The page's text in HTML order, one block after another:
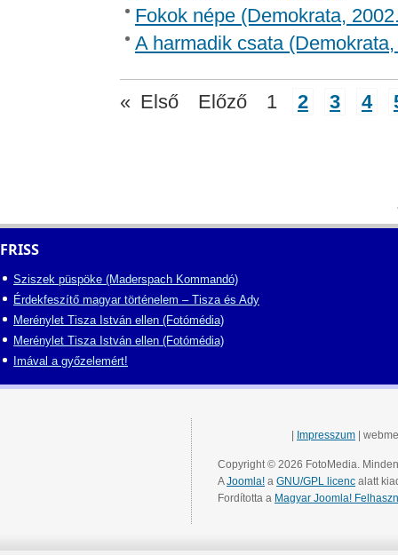
Fokok népe (Demokrata,
A harmadik csata
« Első Előző 1 2 3 4
FRISS
Sziszek püspöke (Maderspach Kommandó)
Érdekfeszítő magyar történelem – Tisza és Ady
Merénylet Tisza István ellen (Fotómédia)
Merénylet Tisza István ellen (Fotómédia)
Imával a győzelemért!
Impresszum |
Copyright © 2026 FotoMedia.
AJoomla! a GNU/GPL licenc alatt
Fordította a Magyar Joomla!